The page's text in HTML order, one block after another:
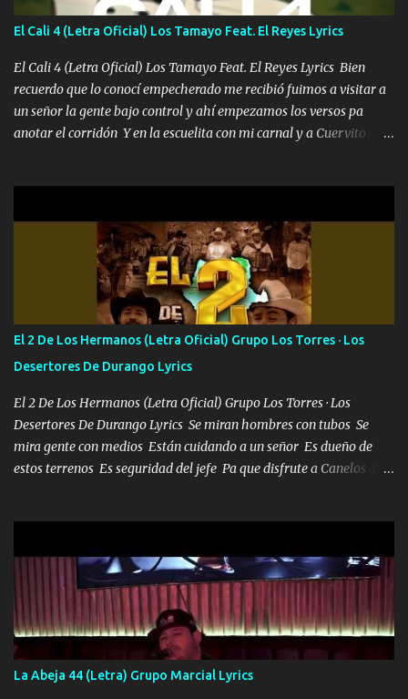
también la nueve que cargo al lado doy la mano al que su amigo y
al traicionero damos pa abajo Y No me paran aquí hay pa más
pues hay charola les voy a dar hasta topar pues no hay de otra...
El Cali 4 (Letra Oficial) Los Tamayo Feat. El Reyes Lyrics
El Cali 4 (Letra Oficial) Los Tamayo Feat. El Reyes Lyrics Bien
recuerdo que lo conocí empecherado me recibió fuimos a visitar a
un señor la gente bajo control y ahí empezamos los versos pa
anotar el corridón Y en la escuelita con mi carnal y a Cuervito
camisa es color Verde y peleam0s la Bandera por todita a la ciudad
con los drones patrullando la Frontera De Tijuana Bulevares
Bellas Artes me ve en las blancas ya hace falta mi APA FLACO
verde se le extraña pa que sepan Aquí Pura GENTE DE LA RANA 🐸
POR CLAVE ES EL CALI 4 EN LA CIUDAD TIJUANA Música Al
tirante andamos mi carnal atento a cualquier necesidad no porque
se ve limpio el camino nos confiamos al andar y nunca con la
misma piedra me vuelvo a tropezar Cuando ando de enamorado
en corto me tiró a per...
El 2 De Los Hermanos (Letra Oficial) Grupo Los Torres · Los
Desertores De Durango Lyrics
El 2 De Los Hermanos (Letra Oficial) Grupo Los Torres · Los
Desertores De Durango Lyrics Se miran hombres con tubos Se
mira gente con medios Están cuidando a un señor Es dueño de
estos terrenos Es seguridad del jefe Pa que disfrute a Canelos Es
ni tampoco las mujeres porque es platica de grandes por eso hay
que estar alegres doy las instrucciones para atender los deberes
Música Si es que salta algún problema de confianza tengo gente
ahí está el Hombre Cuarenta y también Pariente 7 arreglan
cualquier problema no más es cuestión que ordené NOS HACE
FALTA UN HERMANO DE CLAVE ERA EL 24 SIEMPRE FUE UN
HOMBRE VALIENTE POR ALGO M'URIÓ PELEAND0 SIEMPRE
La Abeja 44 (Letra) Grupo Marcial Lyrics